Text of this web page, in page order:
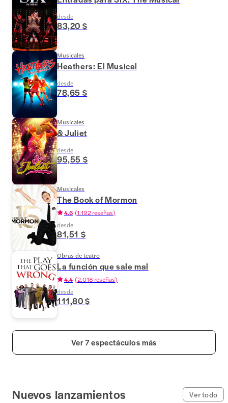
desde
83,20 $
Musicales
Heathers: El Musical
desde
78,65 $
Musicales
& Juliet
desde
95,55 $
Musicales
The Book of Mormon
4.6 (1.192 reseñas)
desde
81,51 $
Obras de teatro
La función que sale mal
4.4 (2.018 reseñas)
desde
111,80 $
Ver 7 espectáculos más
Nuevos lanzamientos Ver todo